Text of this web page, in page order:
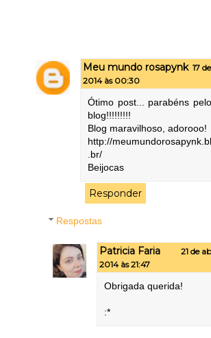
Meu mundo rosapynk 17
2014 às 00:30
Ótimo post... parabéns
blog!!!!!!!!!
Blog maravilhoso, adorooo!
http://
.br/
Beijocas
Responder
Respostas
Patricia Faria
21 de
2014 às 21:47
Obrigada querida!
:*